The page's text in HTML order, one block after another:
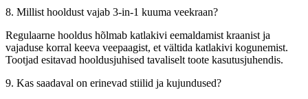
8. Millist hooldust vajab 3-in-1 kuuma veekraan?
Regulaarne hooldus hõlmab katlakivi eemaldamist kraanist ja
vajaduse korral keeva veepaagist, et vältida katlakivi kogunemist.
Tootjad esitavad hooldusjuhised tavaliselt toote kasutusjuhendis.
9. Kas saadaval on erinevad stiilid ja kujundused?